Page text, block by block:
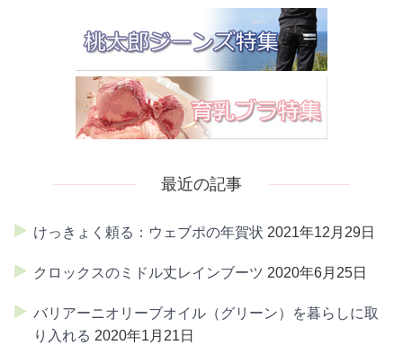
最近の記事
けっきょく頼る：ウェブポの年賀状 2021年12月29日
クロックスのミドル丈レインブーツ 2020年6月25日
バリアーニオリーブオイル（グリーン）を暮らしに取
り入れる 2020年1月21日